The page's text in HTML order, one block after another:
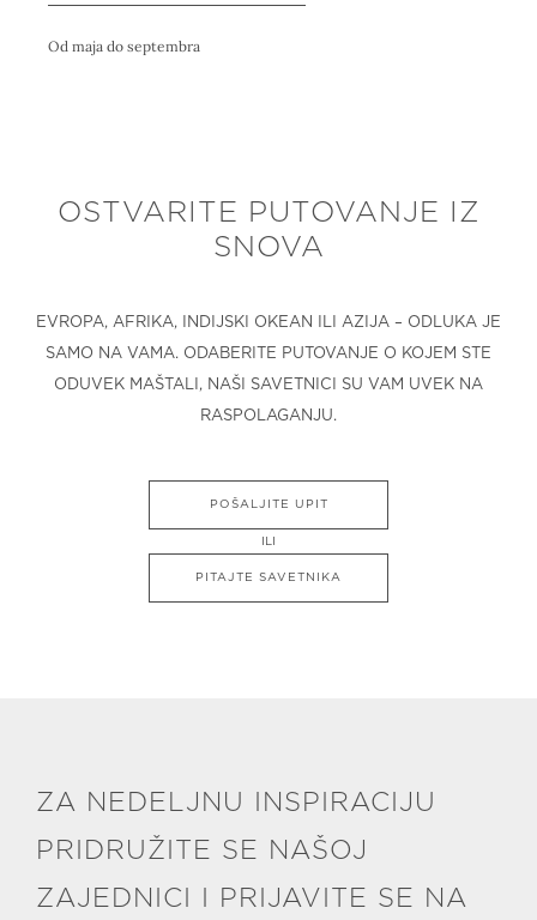
Od maja do septembra
OSTVARITE PUTOVANJE IZ
SNOVA
EVROPA, AFRIKA, INDIJSKI OKEAN ILI AZIJA – ODLUKA JE
SAMO NA VAMA. ODABERITE PUTOVANJE O KOJEM STE
ODUVEK MAŠTALI, NAŠI SAVETNICI SU VAM UVEK NA
RASPOLAGANJU.
POŠALJITE UPIT
ILI
PITAJTE SAVETNIKA
ZA NEDELJNU INSPIRACIJU
PRIDRUŽITE SE NAŠOJ
ZAJEDNICI I PRIJAVITE SE NA